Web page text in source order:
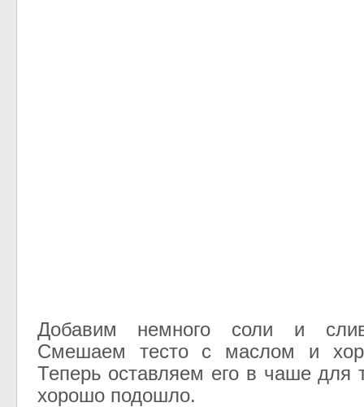
Добавим немного соли и
Смешаем тесто с маслом и
Теперь оставляем его в чаше для
хорошо подошло.